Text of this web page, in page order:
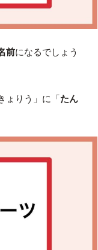
前になるでしょう
ょりう」に「たん